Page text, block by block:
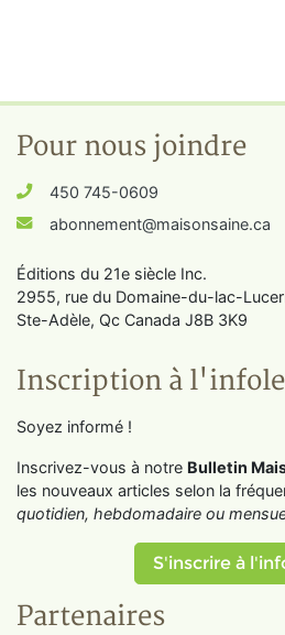
Pour nous joindre
450 745-0609
abonnement@maisonsaine.ca
Éditions du 21e siècle Inc.
2955, rue du Domaine-du-lac-
Ste-Adèle, Qc Canada J8B 3K9
Inscription à
Soyez informé !
Inscrivez-vous à notre Bulletin
les nouveaux articles selon la
quotidien, hebdomadaire ou
S'inscrire à
Partenaires